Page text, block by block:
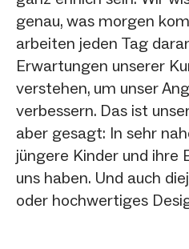
genau, was morgen
arbeiten jeden Tag
Erwartungen unserer
verstehen, um unser
verbessern. Das ist
aber gesagt: In sehr
jüngere Kinder und ihre
uns haben. Und auch
oder hochwertiges